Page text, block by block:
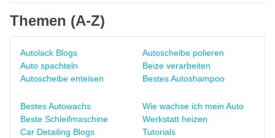
Themen (A-Z)
Autolack Blogs
Auto spachteln
Autoscheibe enteisen
Autoscheibe polieren
Beize verarbeiten
Bestes Autoshampoo
Bestes Autowachs
Beste Schleifmaschine
Car Detailing Blogs
Wie wachse ich mein Auto
Werkstatt heizen
Tutorials